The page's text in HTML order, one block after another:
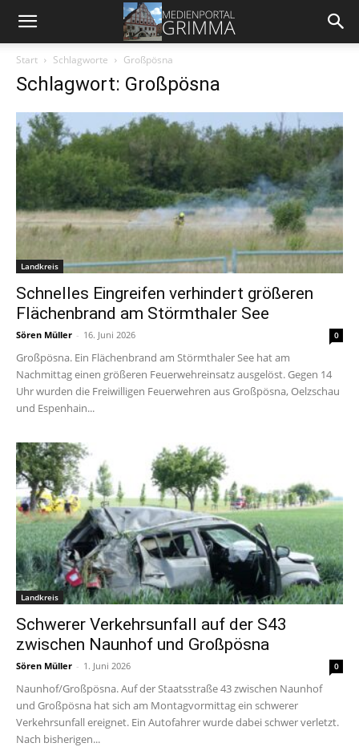
Start Schlagworte Großpösna
Schlagwort: Großpösna
Landkreis
Schnelles Eingreifen verhindert größeren
Flächenbrand am Störmthaler See
Sören Müller - 16. Juni 2026 0
Großpösna. Ein Flächenbrand am Störmthaler See hat am
Nachmittag einen größeren Feuerwehreinsatz ausgelöst. Gegen 14
Uhr wurden die Freiwilligen Feuerwehren aus Großpösna, Oelzschau
und Espenhain...
Landkreis
Schwerer Verkehrsunfall auf der S43
zwischen Naunhof und Großpösna
Sören Müller - 1. Juni 2026 0
Naunhof/Großpösna. Auf der Staatsstraße 43 zwischen Naunhof
und Großpösna hat sich am Montagvormittag ein schwerer
Verkehrsunfall ereignet. Ein Autofahrer wurde dabei schwer verletzt.
Nach bisherigen...